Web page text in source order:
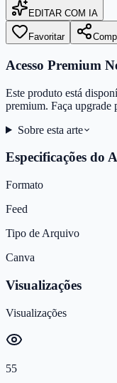
EDITAR COM IA
Favoritar
Acesso Premium
Este produto está
premium. Faça upgrade
Sobre esta arte
Especificações do
Formato
Feed
Tipo de Arquivo
Canva
Visualizações
Visualizações
55